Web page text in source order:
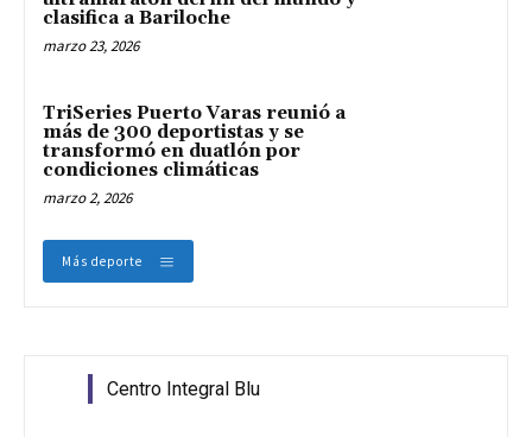
clasifica a Bariloche
marzo 23, 2026
TriSeries Puerto Varas reunió a
más de 300 deportistas y se
transformó en duatlón por
condiciones climáticas
marzo 2, 2026
Más deporte
Centro Integral Blu